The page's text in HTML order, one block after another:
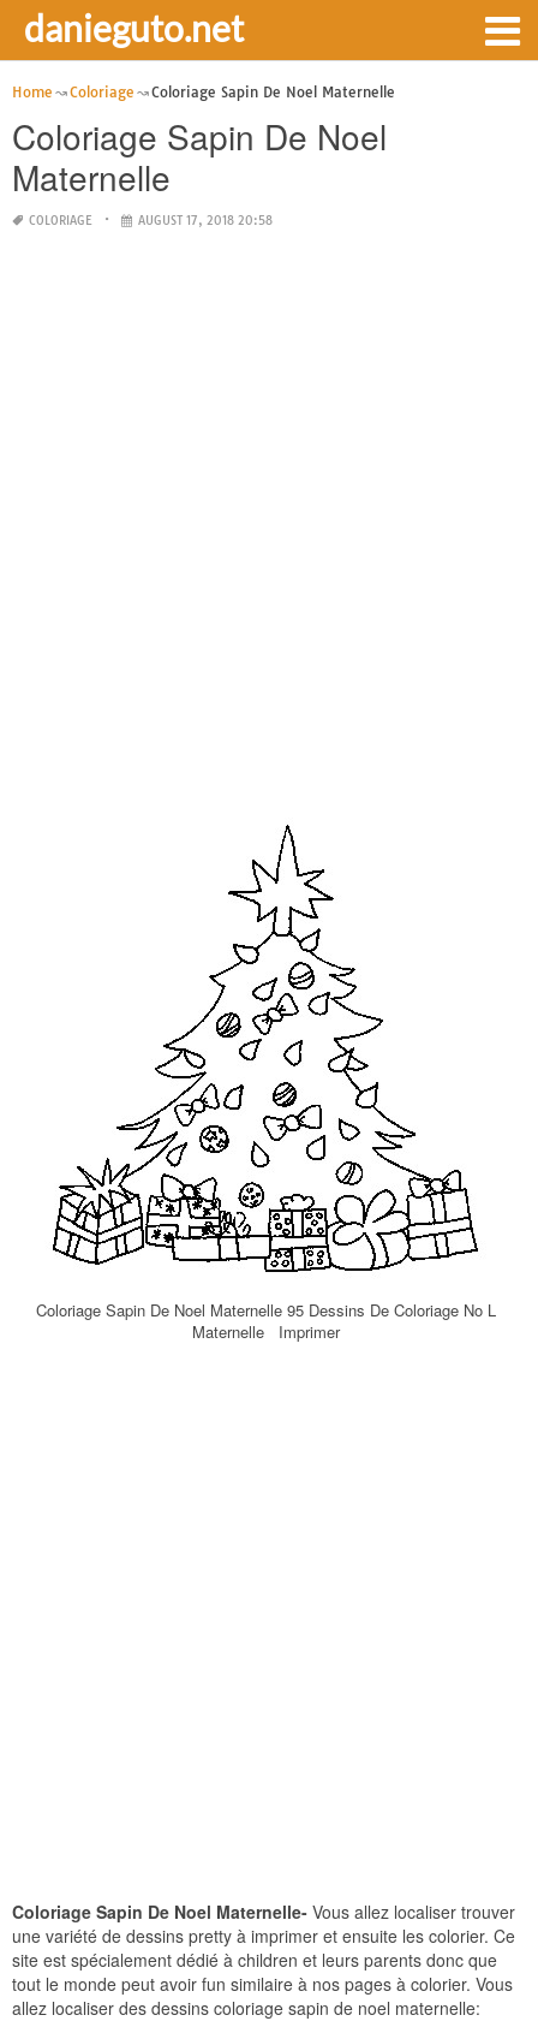
danieguto.net
Home Coloriage Coloriage Sapin De Noel Maternelle
Coloriage Sapin De Noel
Maternelle
COLORIAGE AUGUST 17, 2018 20:58
Coloriage Sapin De Noel Maternelle 95 Dessins De Coloriage No L
Maternelle Imprimer
Coloriage Sapin De Noel Maternelle- Vous allez localiser trouver
une variété de dessins pretty à imprimer et ensuite les colorier. Ce
site est spécialement dédié à children et leurs parents donc que
tout le monde peut avoir fun similaire à nos pages à colorier. Vous
allez localiser des dessins coloriage sapin de noel maternelle: